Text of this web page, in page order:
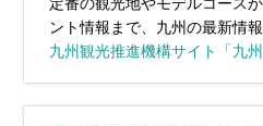
ント情報まで、九州の最新情
九州観光推進機構サイト「九